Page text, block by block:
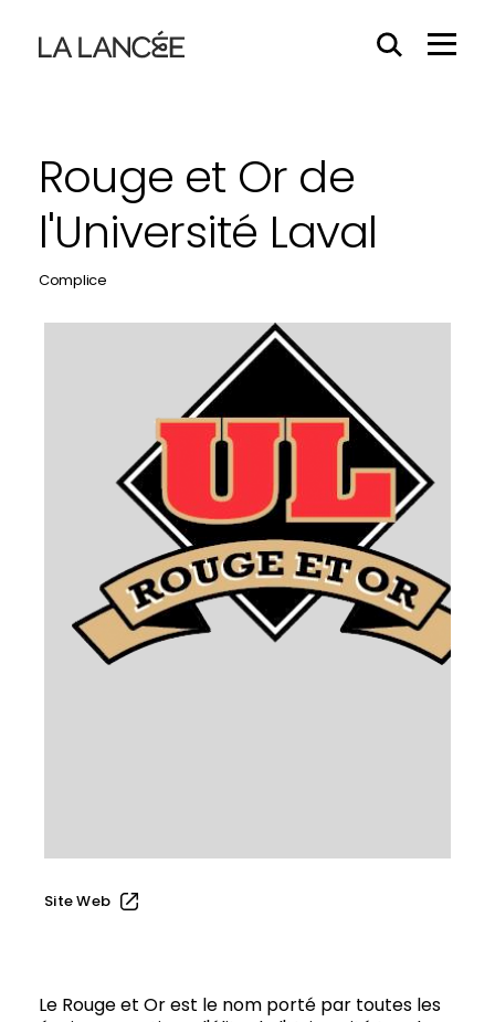
EffacerMenu
Rouge et Or de
l'Université Laval
Complice
Site Web
Le Rouge et Or est le nom porté par toutes les